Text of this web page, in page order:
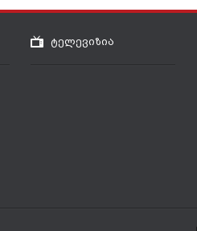
ტელევიზია